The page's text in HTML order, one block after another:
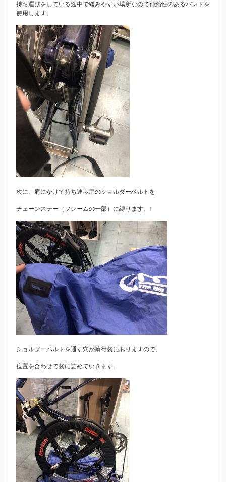
持ち運びをしている途中で緩みやすい場所なので伸縮性のあるバンドを
使用します。
次に、肩にかけて持ち運ぶ用のショルダーベルトを
チェーンステー（フレームの一部）に縛ります。↑
ショルダーベルトを通す穴が輪行袋にありますので、
位置を合わせて袋に詰めていきます。